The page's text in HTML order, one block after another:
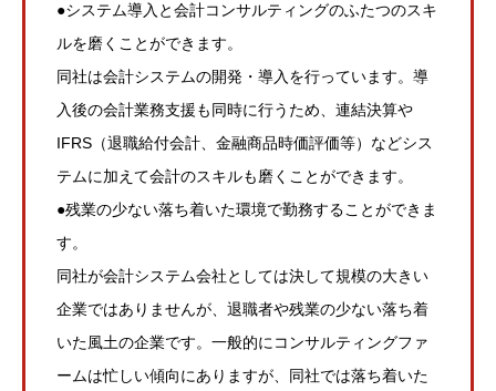
●システム導入と会計コンサルティングのふたつのスキ
ルを磨くことができます。
同社は会計システムの開発・導入を行っています。導
入後の会計業務支援も同時に行うため、連結決算や
IFRS（退職給付会計、金融商品時価評価等）などシス
テムに加えて会計のスキルも磨くことができます。
●残業の少ない落ち着いた環境で勤務することができま
す。
同社が会計システム会社としては決して規模の大きい
企業ではありませんが、退職者や残業の少ない落ち着
いた風土の企業です。一般的にコンサルティングファ
ームは忙しい傾向にありますが、同社では落ち着いた